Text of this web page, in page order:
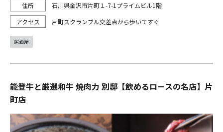
石川県金沢市片町１-7-1プライムビル1階
片町スクランブル交差点から歩いてすぐ
居酒屋
能登牛と厳選和牛 焼肉力 別邸【飲めるロースの名店】片
町店